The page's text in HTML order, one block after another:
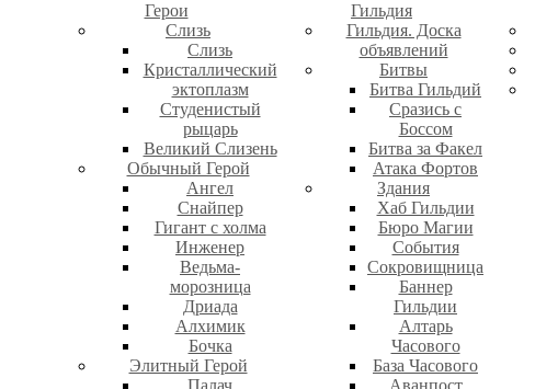
Герои
Слизь
Слизь
Кристаллический
эктоплазм
Студенистый
рыцарь
Великий Слизень
Обычный Герой
Ангел
Снайпер
Гигант с холма
Инженер
Ведьма-
морозница
Дриада
Алхимик
Бочка
Элитный Герой
Гильдия
Гильдия. Доска
объявлений
Битвы
Битва Гильдий
Сразись с
Боссом
Битва за Факел
Атака Фортов
Здания
Хаб Гильдии
Бюро Магии
События
Сокровищница
Баннер
Гильдии
Алтарь
Часового
База Часового